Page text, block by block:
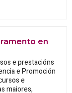
en
e prestacións
e Promoción
e
maiores,